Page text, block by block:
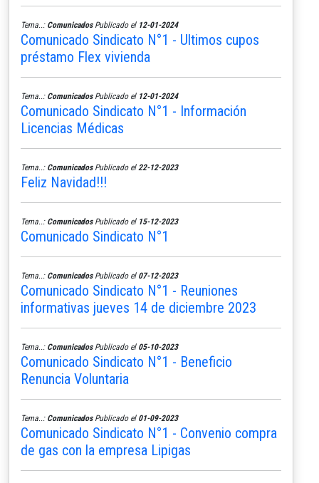
Tema..: ComunicadosPublicado el 12-01-2024
Comunicado Sindicato N°1 - Ultimos cupos
préstamo Flex vivienda
Tema..: ComunicadosPublicado el 12-01-2024
Comunicado Sindicato N°1 - Información
Licencias Médicas
Tema..: ComunicadosPublicado el 22-12-2023
Feliz Navidad!!!
Tema..: ComunicadosPublicado el 15-12-2023
Comunicado Sindicato N°1
Tema..: ComunicadosPublicado el 07-12-2023
Comunicado Sindicato N°1 - Reuniones
informativas jueves 14 de diciembre 2023
Tema..: ComunicadosPublicado el 05-10-2023
Comunicado Sindicato N°1 - Beneficio
Renuncia Voluntaria
Tema..: ComunicadosPublicado el 01-09-2023
Comunicado Sindicato N°1 - Convenio compra
de gas con la empresa Lipigas